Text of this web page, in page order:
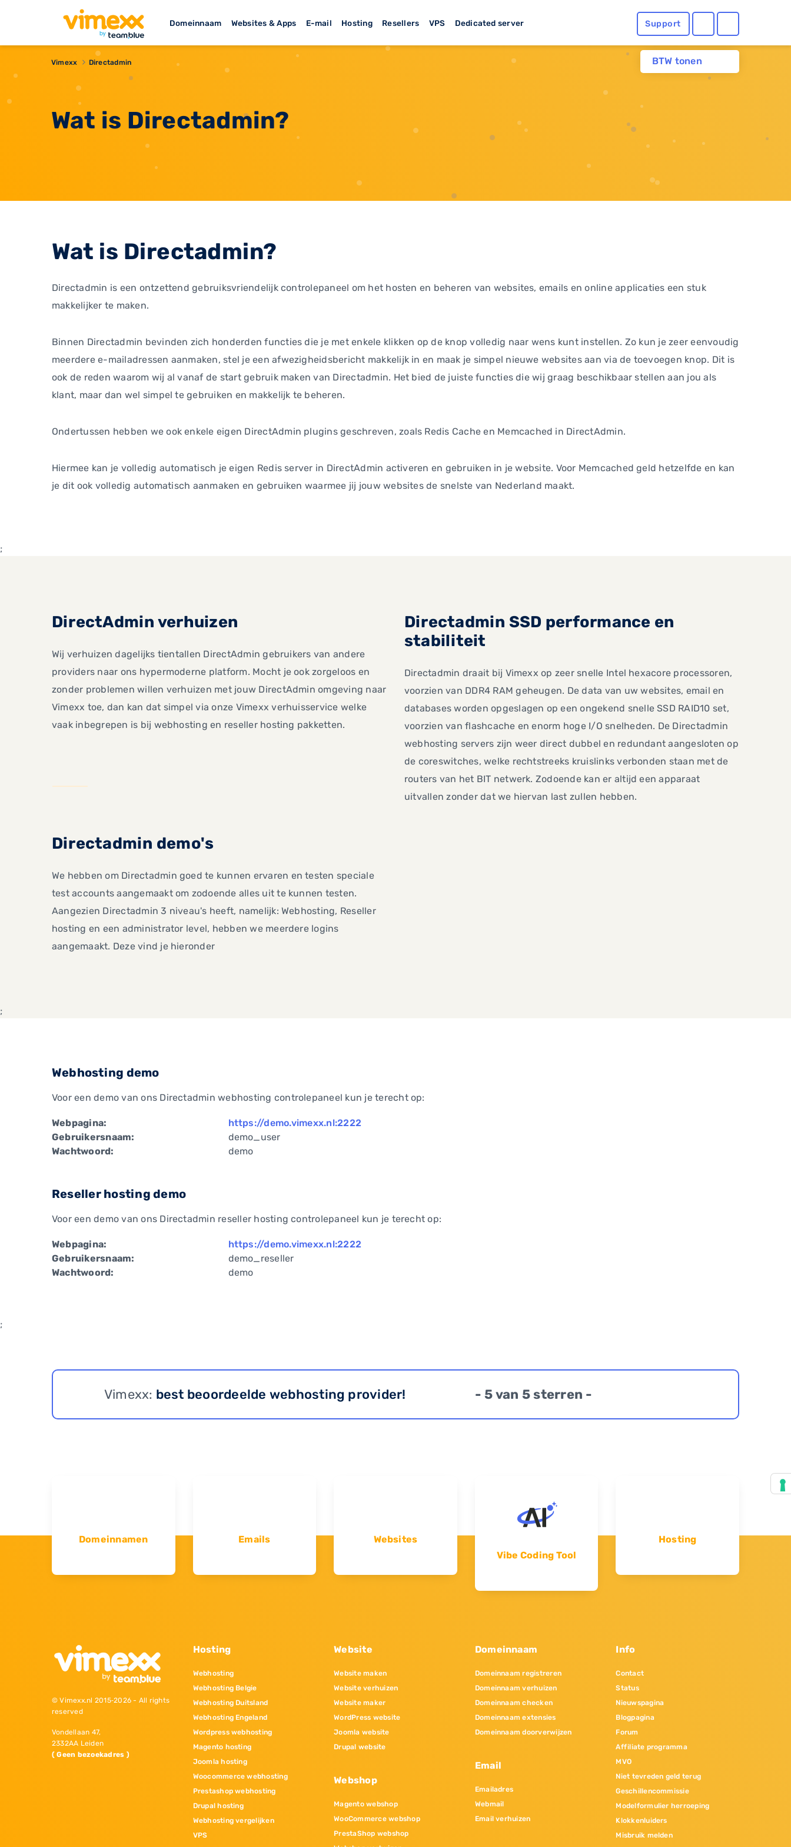
Domeinnaam Websites & Apps E-mail Hosting Resellers VPS Dedicated server Support
BTW tonen
Vimexx Directadmin
Wat is Directadmin?
Wat is Directadmin?
Directadmin is een ontzettend gebruiksvriendelijk controlepaneel om het hosten en beheren van websites, emails en online applicaties een stuk
makkelijker te maken.
Binnen Directadmin bevinden zich honderden functies die je met enkele klikken op de knop volledig naar wens kunt instellen. Zo kun je zeer eenvoudig
meerdere e-mailadressen aanmaken, stel je een afwezigheidsbericht makkelijk in en maak je simpel nieuwe websites aan via de toevoegen knop. Dit is
ook de reden waarom wij al vanaf de start gebruik maken van Directadmin. Het bied de juiste functies die wij graag beschikbaar stellen aan jou als
klant, maar dan wel simpel te gebruiken en makkelijk te beheren.
Ondertussen hebben we ook enkele eigen DirectAdmin plugins geschreven, zoals Redis Cache en Memcached in DirectAdmin.
Hiermee kan je volledig automatisch je eigen Redis server in DirectAdmin activeren en gebruiken in je website. Voor Memcached geld hetzelfde en kan
je dit ook volledig automatisch aanmaken en gebruiken waarmee jij jouw websites de snelste van Nederland maakt.
;
DirectAdmin verhuizen
Wij verhuizen dagelijks tientallen DirectAdmin gebruikers van andere
providers naar ons hypermoderne platform. Mocht je ook zorgeloos en
zonder problemen willen verhuizen met jouw DirectAdmin omgeving naar
Vimexx toe, dan kan dat simpel via onze Vimexx verhuisservice welke
vaak inbegrepen is bij webhosting en reseller hosting pakketten.
Directadmin SSD performance en
stabiliteit
Directadmin draait bij Vimexx op zeer snelle Intel hexacore processoren,
voorzien van DDR4 RAM geheugen. De data van uw websites, email en
databases worden opgeslagen op een ongekend snelle SSD RAID10 set,
voorzien van flashcache en enorm hoge I/O snelheden. De Directadmin
webhosting servers zijn weer direct dubbel en redundant aangesloten op
de coreswitches, welke rechtstreeks kruislinks verbonden staan met de
routers van het BIT netwerk. Zodoende kan er altijd een apparaat
uitvallen zonder dat we hiervan last zullen hebben.
Directadmin demo's
We hebben om Directadmin goed te kunnen ervaren en testen speciale
test accounts aangemaakt om zodoende alles uit te kunnen testen.
Aangezien Directadmin 3 niveau's heeft, namelijk: Webhosting, Reseller
hosting en een administrator level, hebben we meerdere logins
aangemaakt. Deze vind je hieronder
;
Webhosting demo
Voor een demo van ons Directadmin webhosting controlepaneel kun je terecht op:
Webpagina:
https://demo.vimexx.nl:2222
Gebruikersnaam:
demo_user
Wachtwoord:
demo
Reseller hosting demo
Voor een demo van ons Directadmin reseller hosting controlepaneel kun je terecht op:
Webpagina:
https://demo.vimexx.nl:2222
Gebruikersnaam:
demo_reseller
Wachtwoord:
demo
;
Vimexx: best beoordeelde webhosting provider! - 5 van 5 sterren -
Domeinnamen Emails
Websites
Vibe Coding Tool
Hosting
© Vimexx.nl 2015‐2026 - All rights
reserved
Vondellaan 47,
2332AA Leiden
( Geen bezoekadres )
Hosting
Webhosting
Webhosting Belgie
Webhosting Duitsland
Webhosting Engeland
Wordpress webhosting
Magento hosting
Joomla hosting
Woocommerce webhosting
Prestashop webhosting
Drupal hosting
Webhosting vergelijken
VPS
Website
Website maken
Website verhuizen
Website maker
WordPress website
Joomla website
Drupal website
Webshop
Magento webshop
WooCommerce webshop
PrestaShop webshop
Domeinnaam
Domeinnaam registreren
Domeinnaam verhuizen
Domeinnaam checken
Domeinnaam extensies
Domeinnaam doorverwijzen
Email
Emailadres
Webmail
Email verhuizen
Info
Contact
Status
Nieuwspagina
Blogpagina
Forum
Affiliate programma
MVO
Niet tevreden geld terug
Geschillencommissie
Modelformulier herroeping
Klokkenluiders
Misbruik melden